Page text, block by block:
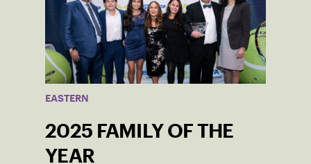
EASTERN
2025 FAMILY OF THE
YEAR